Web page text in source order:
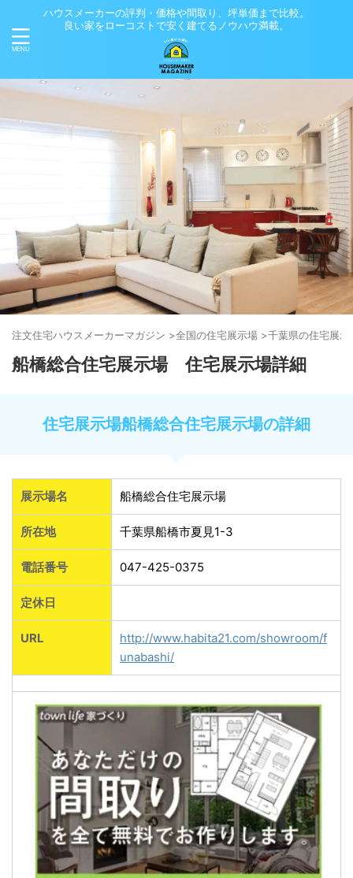
ハウスメーカーの評判・価格や間取り、坪単価まで比較。
良い家をローコストで安く建てるノウハウ満載。
注文住宅ハウスメーカーマガジン >全国の住宅展示場 >千葉県の住宅展示
船橋総合住宅展示場 住宅展示場詳細
住宅展示場船橋総合住宅展示場の詳細
展示場名 船橋総合住宅展示場
所在地 千葉県船橋市夏見1-3
電話番号 047-425-0375
定休日
URL
http://www.habita21.com/showroom/f
unabashi/